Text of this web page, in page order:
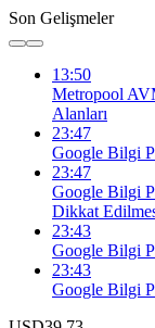
Son Gelişmeler
13:50
Metropool
Alanları
23:47
Google Bilgi
23:47
Google Bilgi
Dikkat
23:43
Google Bilgi
23:43
Google Bilgi